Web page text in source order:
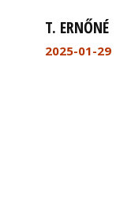
T. ERNŐNÉ
2025-01-29